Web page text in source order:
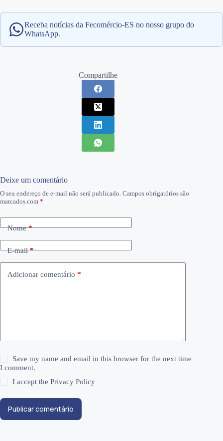
Receba notícias da Fecomércio-ES no nosso grupo do
WhatsApp.
Compartilhe
Deixe um comentário
O seu endereço de e-mail não será publicado. Campos obrigatórios são
marcados com *
Nome*
E-mail*
Adicionar comentário *
Save my name and email in this browser for the next time
I comment.
I accept thePrivacy Policy
Publicar comentário